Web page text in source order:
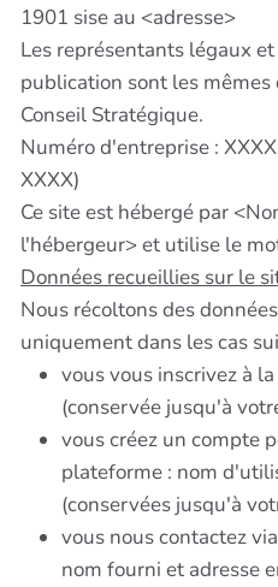
1901 sise au <adresse>
Les représentants légaux
publication sont les
Conseil Stratégique.
Numéro d'entreprise :
XXXX)
Ce site est hébergé par
l'hébergeur> et utilise le
Données recueillies sur le
Nous récoltons des
uniquement dans les cas
vous vous inscrivez à
(conservée jusqu'à
vous créez un compte
plateforme : nom
(conservées jusqu'à
vous nous contactez
nom fourni et adresse